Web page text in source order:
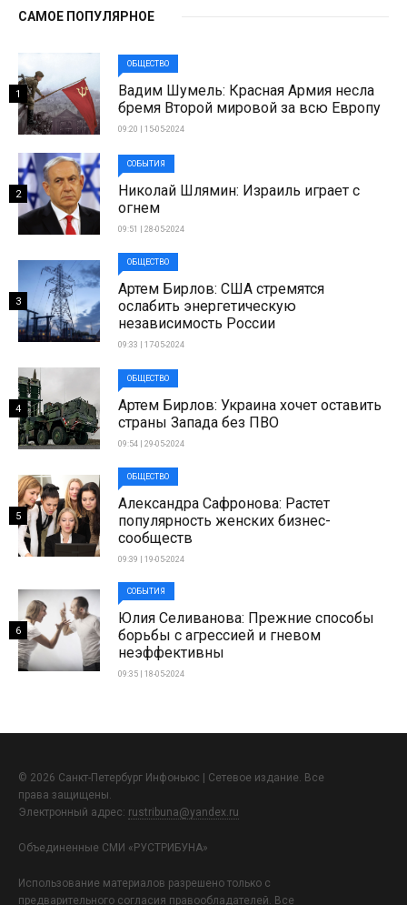
САМОЕ ПОПУЛЯРНОЕ
ОБЩЕСТВО
Вадим Шумель: Красная Армия несла
бремя Второй мировой за всю Европу
09:20 | 15-05-2024
1
СОБЫТИЯ
Николай Шлямин: Израиль играет с
огнем
09:51 | 28-05-2024
2
ОБЩЕСТВО
Артем Бирлов: США стремятся
ослабить энергетическую
независимость России
09:33 | 17-05-2024
3
ОБЩЕСТВО
Артем Бирлов: Украина хочет оставить
страны Запада без ПВО
09:54 | 29-05-2024
4
ОБЩЕСТВО
Александра Сафронова: Растет
популярность женских бизнес-
сообществ
09:39 | 19-05-2024
5
СОБЫТИЯ
Юлия Селиванова: Прежние способы
борьбы с агрессией и гневом
неэффективны
09:35 | 18-05-2024
6
© 2026 Санкт-Петербург Инфоньюс | Сетевое издание. Все
права защищены.
Электронный адрес: rustribuna@yandex.ru
Объединенные СМИ «РУСТРИБУНА»
Использование материалов разрешено только с
предварительного согласия правообладателей. Все